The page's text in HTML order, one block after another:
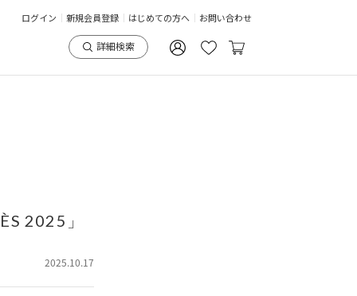
ログイン 新規会員登録 はじめての方へ お問い合わせ
詳細検索
2025」
2025.10.17